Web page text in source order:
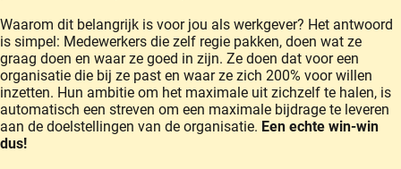
Waarom dit belangrijk is voor jou als werkgever? Het antwoord
is simpel: Medewerkers die zelf regie pakken, doen wat ze
graag doen en waar ze goed in zijn. Ze doen dat voor een
organisatie die bij ze past en waar ze zich 200% voor willen
inzetten. Hun ambitie om het maximale uit zichzelf te halen, is
automatisch een streven om een maximale bijdrage te leveren
aan de doelstellingen van de organisatie. Een echte win-win
dus!